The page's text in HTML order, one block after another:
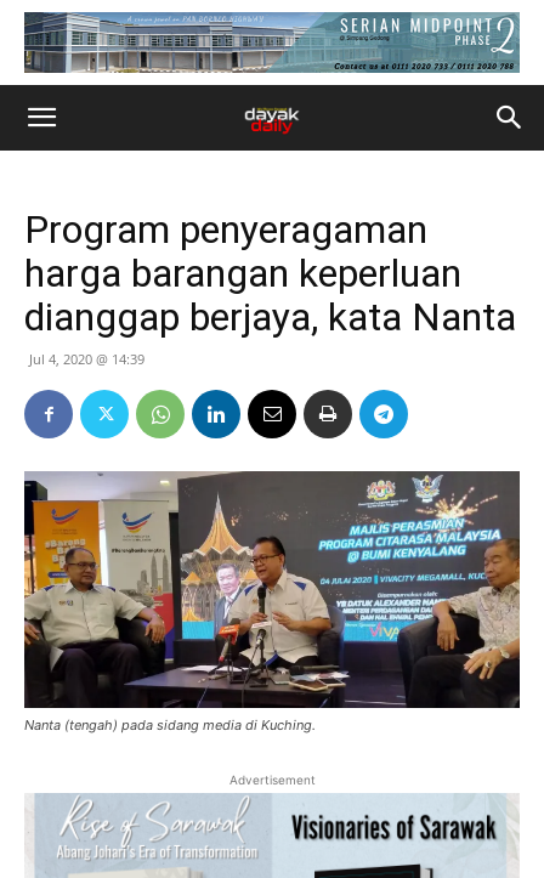
Program penyeragaman
harga barangan keperluan
dianggap berjaya, kata Nanta
Jul 4, 2020 @ 14:39
Nanta (tengah) pada sidang media di Kuching.
Advertisement